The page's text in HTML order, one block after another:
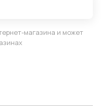
магазина и может